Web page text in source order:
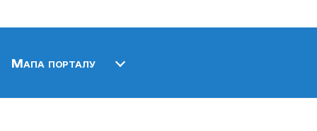
Мапа порталу